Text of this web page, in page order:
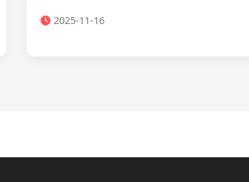
2025-11-16